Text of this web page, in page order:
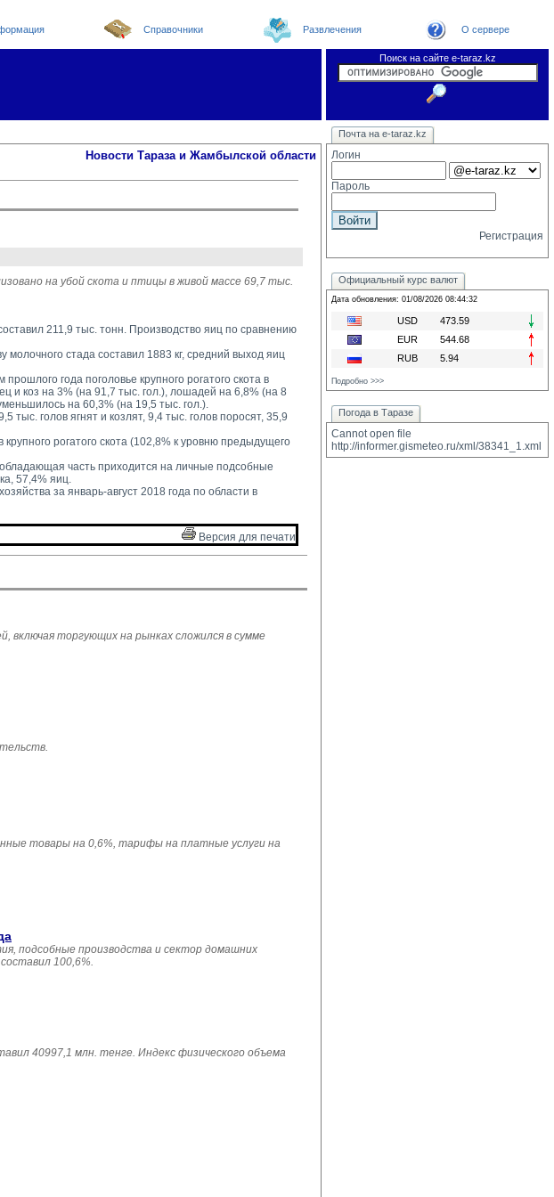
Справочники Развлечения О сервере
Поиск на сайте e-taraz.kz
Новости Погода в Таразе
Телефоный справочник
Видеоконференция
Новости e-taraz
Новости Тараза и Жамбылской области
на убой скота и птицы в живой массе 69,7 тыс.
211,9 тыс. тонн. Производство яиц по сравнению
молочного стада составил 1883 кг, средний выход яиц
года поголовье крупного рогатого скота в
и коз на 3% (на 91,7 тыс. гол.), лошадей на 6,8% (на 8
на 60,3% (на 19,5 тыс. гол.).
тыс. голов ягнят и козлят, 9,4 тыс. голов поросят, 35,9
крупного рогатого скота (102,8% к уровню предыдущего
часть приходится на личные подсобные
57,4% яиц.
за январь-август 2018 года по области в
Версия для печати
включая торгующих на рынках сложился в сумме
товары на 0,6%, тарифы на платные услуги на
подсобные производства и сектор домашних
100,6%.
40997,1 млн. тенге. Индекс физического объема
Почта на e-taraz.kz
Логин
Пароль
Регистрация
Официальный курс валют
Дата обновления: 01/08/2026 08:44:32
USD
473.59
EUR
544.68
RUB
5.94
Подробно >>>
Погода в Таразе
Cannot open file
http://informer.gismeteo.ru/xml/38341_1.xml